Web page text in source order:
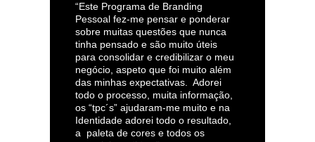
“Este Programa de Branding
Pessoal fez-me pensar e ponderar
sobre muitas questões que nunca
tinha pensado e são muito úteis
para consolidar e credibilizar o meu
negócio, aspeto que foi muito além
das minhas expectativas. Adorei
todo o processo, muita informação,
os “tpc´s” ajudaram-me muito e na
Identidade adorei todo o resultado,
a paleta de cores e todos os